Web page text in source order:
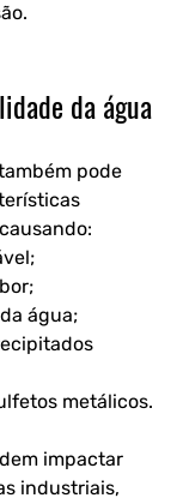
da água
pode
água;
metálicos.
impactar
industriais,